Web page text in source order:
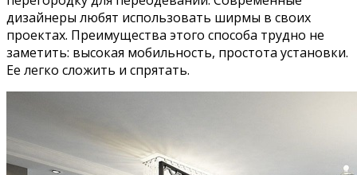
дизайнеры любят использовать ширмы в своих
проектах. Преимущества этого способа трудно не
заметить: высокая мобильность, простота установки.
Ее легко сложить и спрятать.